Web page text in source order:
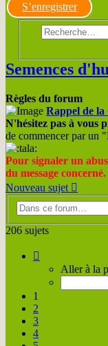
S’enregistrer
Semences
Règles du forum
Rappel de
N'hésitez pas à vous
de commencer par un
Pour signaler un
du message concerné.
Nouveau sujet
206 sujets
sur
Aller à la
1
2
3
4